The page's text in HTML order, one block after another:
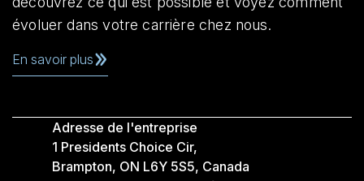
évoluer dans votre carrière chez nous.
En savoir plus
Adresse de l'entreprise
1 Presidents Choice Cir,
Brampton, ON L6Y 5S5, Canada